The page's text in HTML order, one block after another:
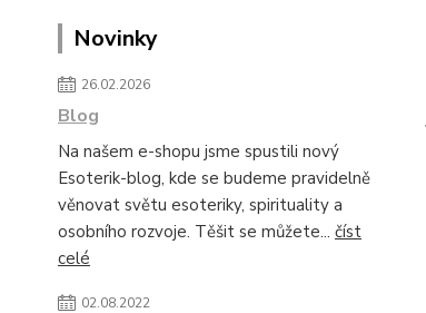
Novinky
26.02.2026
Blog
Na našem e-shopu jsme spustili nový
Esoterik-blog, kde se budeme pravidelně
věnovat světu esoteriky, spirituality a
osobního rozvoje. Těšit se můžete... číst
celé
02.08.2022